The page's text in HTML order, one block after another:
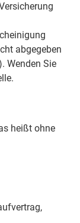
abgegeben
Wenden Sie
heißt ohne